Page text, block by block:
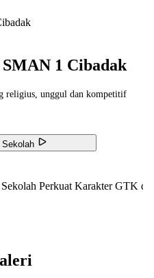
SMAN 1 Cibadak
religius, unggul dan kompetitif
Sekolah Perkuat Karakter GTK